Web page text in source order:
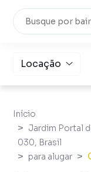
Locação
Início
Jardim Portal
030, Brasil
para alugar